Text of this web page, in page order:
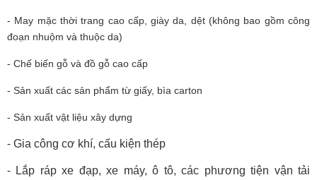
- May mặc thời trang cao cấp, giày da, dệt (không bao gồm công
đoạn nhuộm và thuộc da)
- Chế biến gỗ và đồ gỗ cao cấp
- Sản xuất các sản phẩm từ giấy, bìa carton
- Sản xuất vật liệu xây dựng
- Gia công cơ khí, cấu kiện thép
- Lắp ráp xe đạp, xe máy, ô tô, các phương tiện vận tải